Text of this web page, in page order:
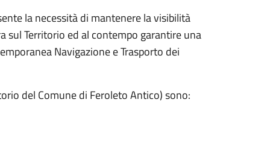
la necessità di mantenere la visibilità
Territorio ed al contempo garantire una
Navigazione e Trasporto dei
del Comune di Feroleto Antico) sono: